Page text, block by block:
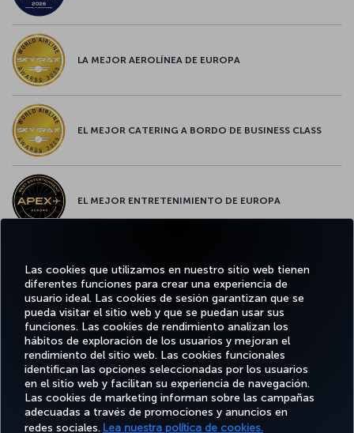
Las cookies que utilizamos en nuestro sitio web tienen
diferentes funciones para crear una experiencia de
usuario ideal. Las cookies de sesión garantizan que se
pueda visitar el sitio web y que se puedan usar sus
funciones. Las cookies de rendimiento analizan los
hábitos de exploración de los usuarios y mejoran el
rendimiento del sitio web. Las cookies funcionales
identifican las opciones seleccionadas por los usuarios
en el sitio web y facilitan su experiencia de navegación.
Las cookies de marketing informan sobre las campañas
adecuadas a través de promociones y anuncios en
redes sociales. Lea nuestra política de cookies.
LA MEJOR AEROLÍNEA DE EUROPA
EL MEJOR CATERING A BORDO DE BUSINESS CLASS
EL MEJOR ENTRETENIMIENTO DE EUROPA
EL MEJOR WIFI DE EUROPA
Facebook
TwitterInstagram
YouTubeLinkedIn
TikTokBlog
RESERVE Y
GESTIONE
DISFRUTE
DE
OFERTAS
Y
DESTINOS
MILES&SMILES